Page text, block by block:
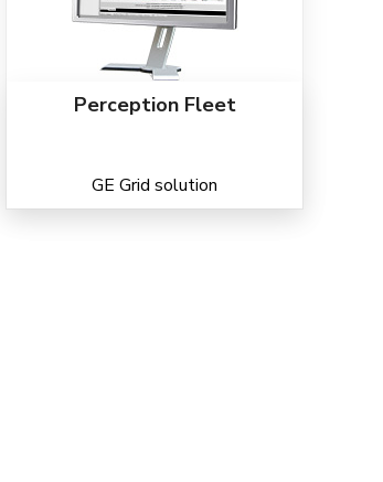
Perception Fleet
GE Grid solution